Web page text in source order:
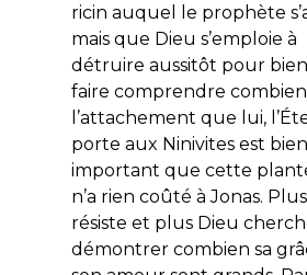
ricin auquel le prophète
mais que Dieu s’emploie à
détruire aussitôt pour
faire comprendre combien
l’attachement que lui,
porte aux Ninivites est
important que cette
n’a rien coûté à Jonas.
résiste et plus Dieu
démontrer combien sa